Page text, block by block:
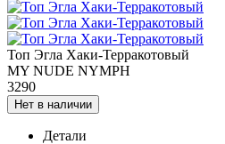
Топ Эгла Хаки-Терракотовый
MY NUDE NYMPH
3290
Нет в наличии
Детали